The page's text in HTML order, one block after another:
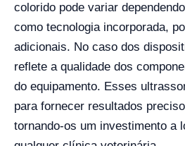
colorido pode variar
como tecnologia incorporada,
adicionais. No caso dos
reflete a qualidade dos
do equipamento. Esses
para fornecer resultados
tornando-os um investimento a